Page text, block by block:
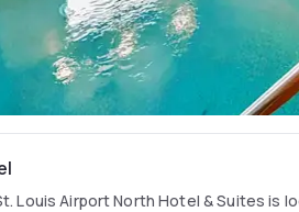
Louis Airport North Hotel & Suites is